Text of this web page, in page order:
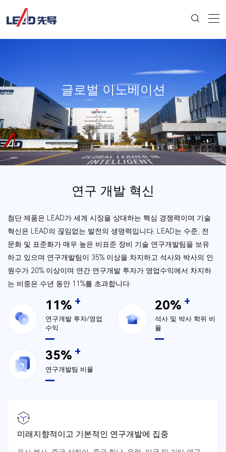
글로벌 이노베이션
연구 개발 혁신
첨단 제품은 LEAD가 세계 시장을 상대하는 핵심 경쟁력이며 기술
혁신은 LEAD의 끊임없는 발전의 생명력입니다. LEAD는 수준, 전
문화 및 표준화가 매우 높은 비표준 장비 기술 연구개발팀을 보유
하고 있으며 연구개발팀이 35% 이상을 차지하고 석사와 박사의 인
원수가 20% 이상이며 연간 연구개발 투자가 영업수익에서 차지하
는 비중은 수년 동안 11%를 초과합니다.
11% +
연구개발 투자/영업
수익
20% +
석사 및 박사 학위 비
율
35% +
연구개발팀 비율
미래지향적이고 기본적인 연구개발에 집중